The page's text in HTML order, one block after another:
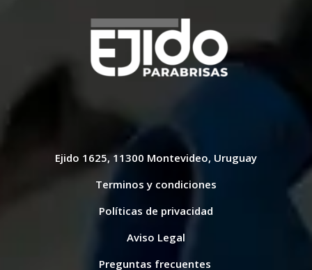
Ejido 1625, 11300 Montevideo, Uruguay
Terminos y condiciones
Políticas de privacidad
Aviso Legal
Preguntas frecuentes